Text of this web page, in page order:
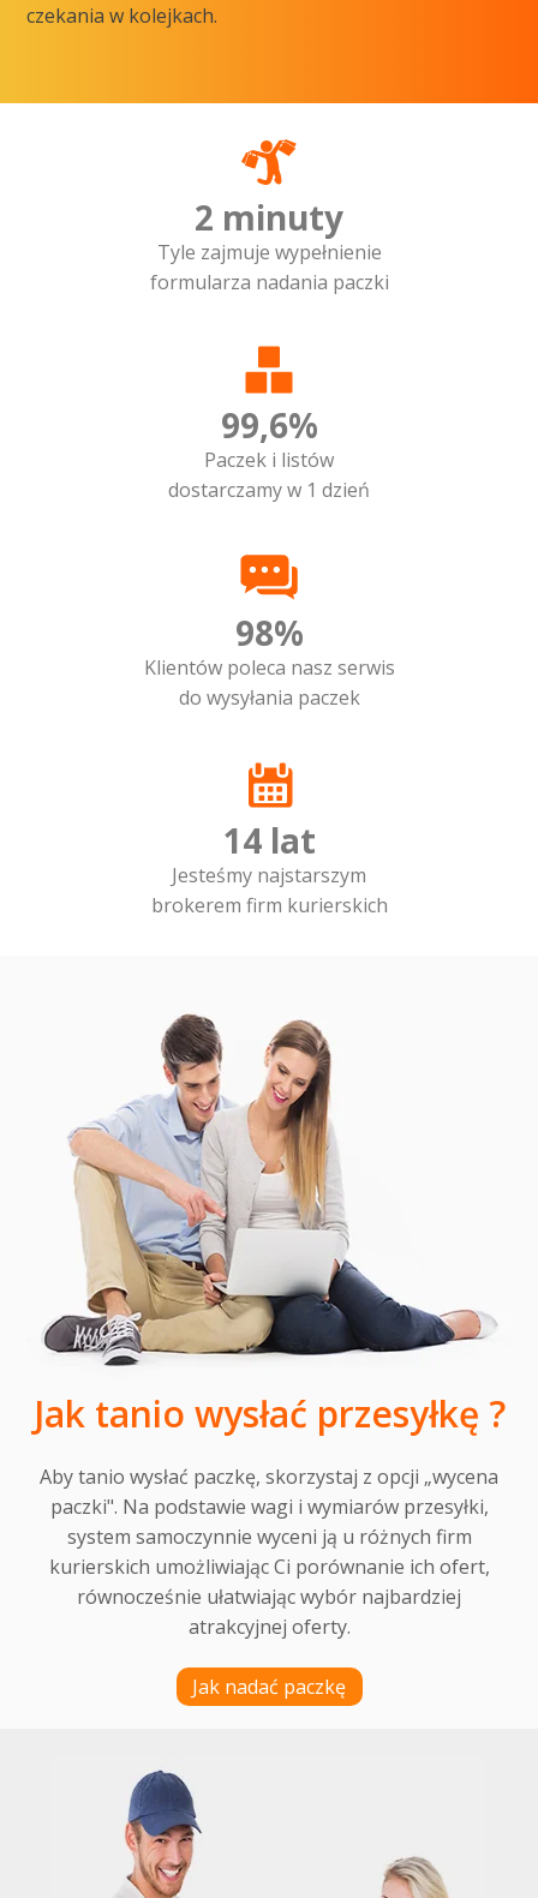
czekania w kolejkach.
2 minuty
Tyle zajmuje wypełnienie
formularza nadania paczki
99,6%
Paczek i listów
dostarczamy w 1 dzień
98%
Klientów poleca nasz serwis
do wysyłania paczek
14 lat
Jesteśmy najstarszym
brokerem firm kurierskich
Jak tanio wysłać przesyłkę ?
Aby tanio wysłać paczkę, skorzystaj z opcji „wycena
paczki". Na podstawie wagi i wymiarów przesyłki,
system samoczynnie wyceni ją u różnych firm
kurierskich umożliwiając Ci porównanie ich ofert,
równocześnie ułatwiając wybór najbardziej
atrakcyjnej oferty.
Jak nadać paczkę